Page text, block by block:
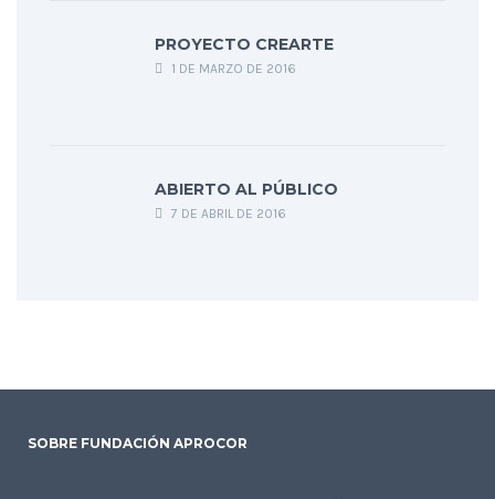
PROYECTO CREARTE
1 DE MARZO DE 2016
ABIERTO AL PÚBLICO
7 DE ABRIL DE 2016
SOBRE FUNDACIÓN APROCOR